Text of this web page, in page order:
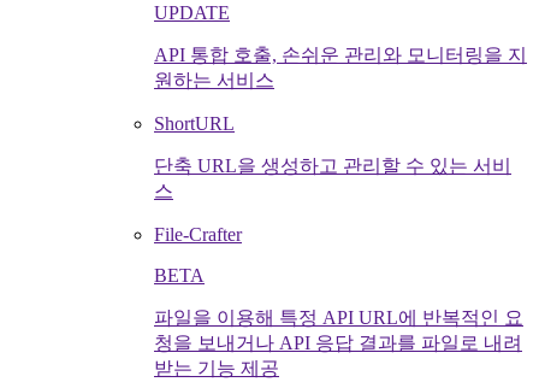
UPDATE
API 통합 호출, 손쉬운 관리와 모니터링을 지
원하는 서비스
ShortURL
단축 URL을 생성하고 관리할 수 있는 서비
스
File-Crafter
BETA
파일을 이용해 특정 API URL에 반복적인 요
청을 보내거나 API 응답 결과를 파일로 내려
받는 기능 제공